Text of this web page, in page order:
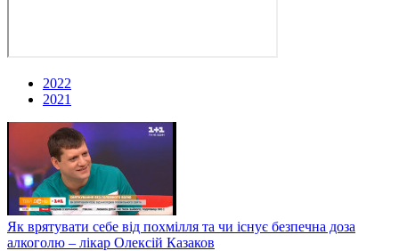
2022
2021
Як врятувати себе від похмілля та чи існує безпечна доза
алкоголю – лікар Олексій Казаков